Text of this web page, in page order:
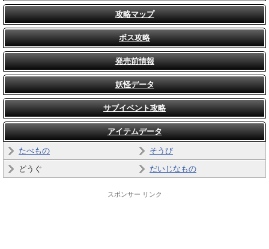
攻略マップ
ボス攻略
発売前情報
妖怪データ
サブイベント攻略
アイテムデータ
たべもの
そうび
どうぐ
だいじなもの
スポンサー リンク